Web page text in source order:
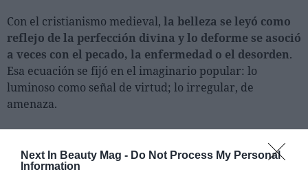
Next In Beauty Mag - Do Not Process My Personal
Information
Con el cristianismo medieval, la belleza se leyó como
reflejo de la perfección divina y lo deforme se asoció
a veces con el pecado, la enfermedad o el desorden.
Esa ecuación se fijó en el imaginario popular: lo
luminoso como señal de virtud; lo irregular, de
amenaza.
Seguimos arrastrando esa herencia. La psicología social
lo nombraefecto halo: atribuimos competencias
morales o intelectuales a quien encaja en el canon. La